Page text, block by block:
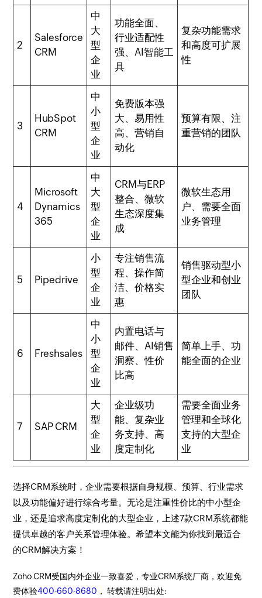
2
Salesforce
CRM
中
大
型
企
业
功能全面、
行业适配性
强、AI智能工
具
复杂功能需求
和高度可扩展
性
3
HubSpot
CRM
中
小
型
企
业
免费版本强
大、易用性
高、营销自
动化
预算有限、注
重营销的团队
4
Microsoft
Dynamics
365
中
大
型
企
业
CRM与ERP
整合、微软
生态深度集
成
微软生态用
户、需要全面
业务管理
5 Pipedrive
小
型
企
业
专注销售流
程、操作简
洁、价格实
惠
销售驱动型小
型企业和创业
团队
6 Freshsales
中
小
型
企
业
内置电话与
邮件、AI销售
洞察、性价
比高
简单上手、功
能全面的企业
7 SAP CRM
大
型
企
业
企业级功
能、复杂业
务支持、高
度定制化
需要全面业务
管理和全球化
支持的大型企
业
选择CRM系统时，企业需要根据自身规模、预算、行业需求
以及功能偏好进行综合考量。无论是注重性价比的中小型企
业，还是追求高度定制化的大型企业，上述7款CRM系统都能
提供卓越的客户关系管理体验。希望本文能为你找到最适合
的CRM解决方案！
Zoho CRM受国内外企业一致喜爱，专业CRM系统厂商，欢迎免
费体验400-660-8680 ， 转载请注明出处: